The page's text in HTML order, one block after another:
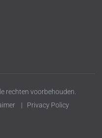
rechten voorbehouden.
| Privacy Policy